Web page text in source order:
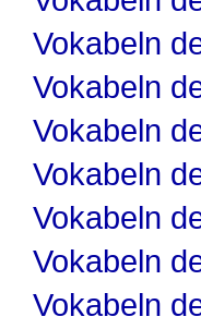
Vokabeln
Vokabeln
Vokabeln
Vokabeln
Vokabeln
Vokabeln
Vokabeln